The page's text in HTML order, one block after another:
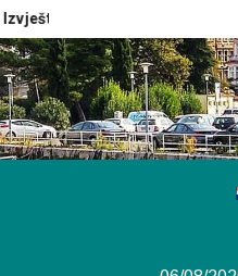
Europola